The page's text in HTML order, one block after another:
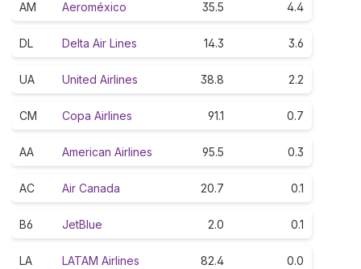
AM Aeroméxico 35.5 4.4
DL Delta Air Lines 14.3 3.6
UA United Airlines 38.8 2.2
CM Copa Airlines 91.1 0.7
AA American Airlines 95.5 0.3
AC Air Canada 20.7 0.1
B6 JetBlue 2.0 0.1
LA LATAM Airlines 82.4 0.0